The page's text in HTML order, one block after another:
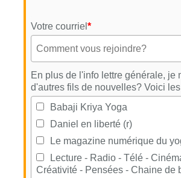
Votre courriel *
En plus de l'info lettre générale, je
d'autres fils de nouvelles? Voici
Babaji Kriya Yoga
Daniel en liberté (r)
Le magazine numérique du
Lecture - Radio - Télé -
Créativité - Pensées - Chaine de